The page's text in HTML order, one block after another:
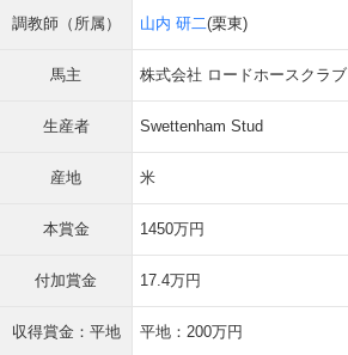
調教師（所属） 山内 研二(栗東)
馬主 株式会社 ロードホースクラブ
生産者 Swettenham Stud
産地 米
本賞金 1450万円
付加賞金 17.4万円
収得賞金：平地 平地：200万円